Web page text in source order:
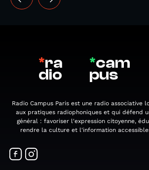
*ra
dio
*cam
pus
Radio Campus Paris est une radio associative
aux pratiques radiophoniques et qui défend
général : favoriser l'expression citoyenne,
rendre la culture et l'information